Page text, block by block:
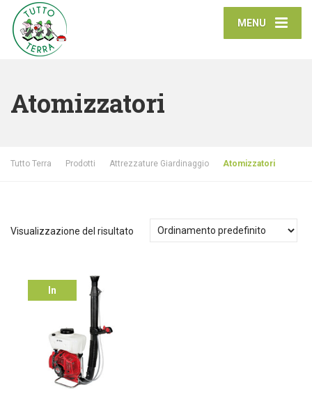
MENU
Atomizzatori
Tutto Terra Prodotti Attrezzature Giardinaggio Atomizzatori
Visualizzazione del risultato
In